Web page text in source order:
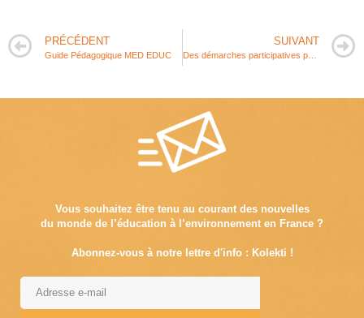
PRÉCÉDENT
Guide Pédagogique MED EDUC
SUIVANT
Des démarches participatives pour penser ensemble la gestion de l’eau et des territoires
Vous souhaitez être tenu au courant des nouvelles
du monde de l’éducation à l’environnement en France ?
Abonnez-vous à notre lettre d'info : Kolekti !